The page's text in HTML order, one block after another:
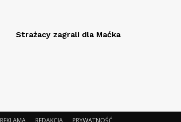
Strażacy zagrali dla Maćka
REKLAMA REDAKCJA PRYWATNOŚĆ